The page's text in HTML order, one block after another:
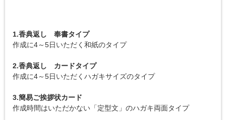
1.香典返し 奉書タイプ
作成に4～5日いただく和紙のタイプ
2.香典返し カードタイプ
作成に4～5日いただくハガキサイズのタイプ
3.簡易ご挨拶状カード
作成時間はいただかない「定型文」のハガキ両面タイプ